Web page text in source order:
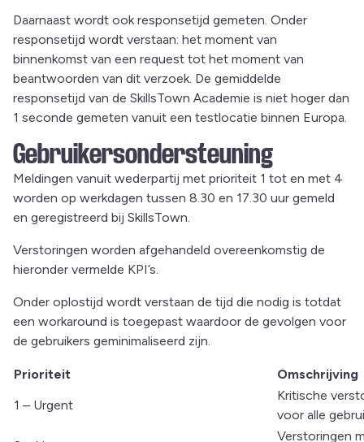
Daarnaast wordt ook responsetijd gemeten. Onder
responsetijd wordt verstaan: het moment van
binnenkomst van een request tot het moment van
beantwoorden van dit verzoek. De gemiddelde
responsetijd van de SkillsTown Academie is niet hoger dan
1 seconde gemeten vanuit een testlocatie binnen Europa.
Gebruikersondersteuning
Meldingen vanuit wederpartij met prioriteit 1 tot en met 4
worden op werkdagen tussen 8.30 en 17.30 uur gemeld
en geregistreerd bij SkillsTown.
Verstoringen worden afgehandeld overeenkomstig de
hieronder vermelde KPI’s.
Onder oplostijd wordt verstaan de tijd die nodig is totdat
een workaround is toegepast waardoor de gevolgen voor
de gebruikers geminimaliseerd zijn.
Prioriteit
Omschrijving
1 – Urgent
Kritische
voor alle
Verstoringen